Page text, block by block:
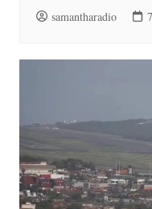
samantharadio